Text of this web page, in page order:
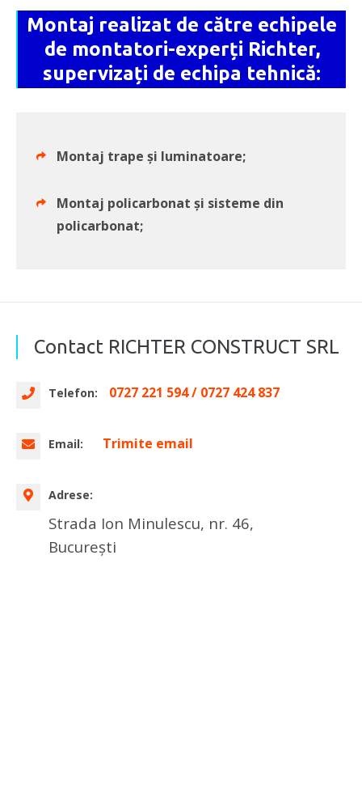
Montaj realizat de către echipele
de montatori-experți Richter,
supervizați de echipa tehnică:
Montaj trape și luminatoare;
Montaj policarbonat și sisteme din
policarbonat;
Contact RICHTER CONSTRUCT SRL
Telefon: 0727 221 594 / 0727 424 837
Email: Trimite email
Adrese:
Strada Ion Minulescu, nr. 46,
București